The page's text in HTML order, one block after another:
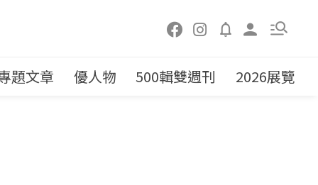
題文章 優人物 500輯雙週刊 2026展覽